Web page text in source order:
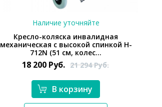
*}
Наличие уточняйте
Кресло-коляска инвалидная
механическая с высокой спинкой H-
712N (51 см, колес...
18 200 Руб. 21 294Руб.
В корзину